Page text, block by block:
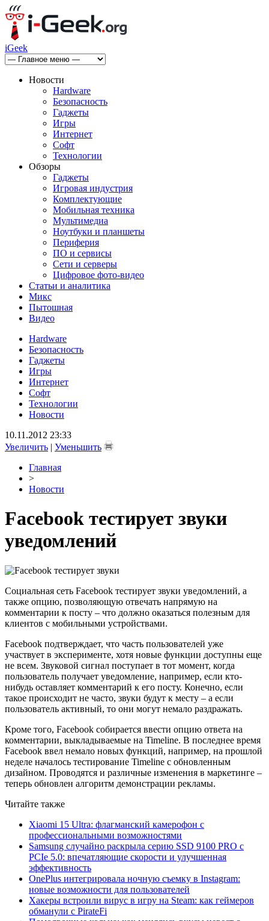
iGeek
Новости
Hardware
Безопасность
Гаджеты
Игры
Интернет
Софт
Технологии
Обзоры
Гаджеты
Игровая индустрия
Комплектующие
Мобильная техника
Мультимедиа
Ноутбуки и планшеты
Периферия
ПО и сервисы
Сети и серверы
Цифровое фото-видео
Статьи и аналитика
Микс
Пытошная
Видео
Hardware
Безопасность
Гаджеты
Игры
Интернет
Софт
Технологии
Новости
10.11.2012 23:33
Увеличить | Уменьшить
Главная
>
Новости
Facebook тестирует звуки
уведомлений
Социальная сеть Facebook тестирует звуки уведомлений, а
также опцию, позволяющую отвечать напрямую на
комментарии к посту – что должно оказаться полезным для
клиентов с мобильными устройствами.
Facebook подтверждает, что часть пользователей уже
участвует в эксперименте, хотя новые функции доступны еще
не всем. Звуковой сигнал поступает в тот момент, когда
пользователь получает уведомление, например, если кто-
нибудь оставляет комментарий к его посту. Конечно, если
такое происходит не часто, звуки будут к месту – а если
пользователь активный, то они могут немало раздражать.
Кроме того, Facebook собирается ввести опцию ответа на
комментарии, выкладываемые на Timeline. В последнее время
Facebook ввел немало новых функций, например, на прошлой
неделе началось тестирование Timeline с обновленным
дизайном. Проводятся и различные изменения в маркетинге –
теперь обновлен алгоритм демонстрации рекламы.
Читайте также
Xiaomi 15 Ultra: флагманский камерофон с
профессиональными возможностями
Samsung случайно раскрыла серию SSD 9100 PRO с
PCIe 5.0: впечатляющие скорости и улучшенная
эффективность
OnePlus интегрировала ночную съемку в Instagram:
новые возможности для пользователей
Хакеры встроили вирус в игру на Steam: как геймеров
обманули с PirateFi